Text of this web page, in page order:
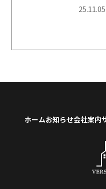
25.11.05
ホームお知らせ会社案内